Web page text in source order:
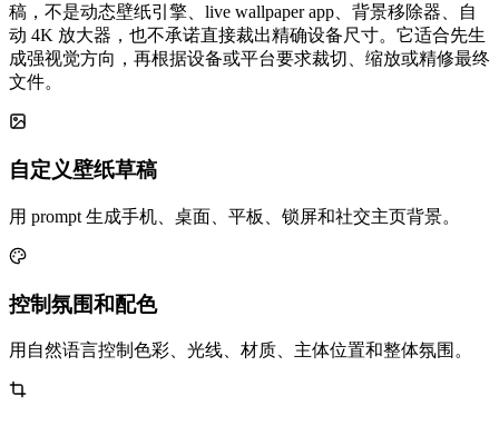
稿，不是动态壁纸引擎、live wallpaper app、背景移除器、自
动 4K 放大器，也不承诺直接裁出精确设备尺寸。它适合先生
成强视觉方向，再根据设备或平台要求裁切、缩放或精修最终
文件。
自定义壁纸草稿
用 prompt 生成手机、桌面、平板、锁屏和社交主页背景。
控制氛围和配色
用自然语言控制色彩、光线、材质、主体位置和整体氛围。